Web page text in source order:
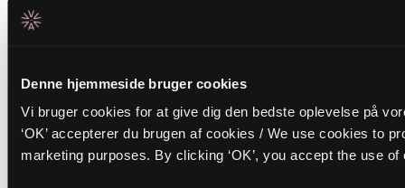
Denne hjemmeside bruger cookies
Vi bruger cookies for at give dig den bedste oplevelse på
‘OK’ accepterer du brugen af cookies / We use cookies to
marketing purposes. By clicking ‘OK’, you accept the use of